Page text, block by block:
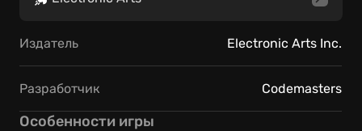
Издатель Electronic Arts Inc.
Разработчик Codemasters
Особенности игры